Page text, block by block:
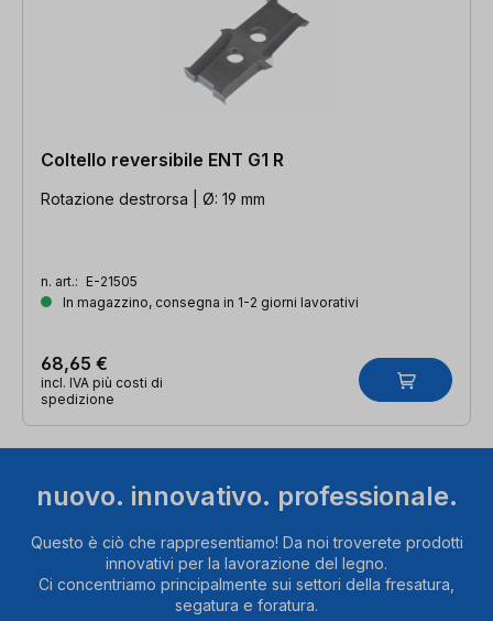
Coltello reversibile ENT G1 R
Rotazione destrorsa | Ø: 19 mm
n. art.: E-21505
In magazzino, consegna in 1-2 giorni lavorativi
68,65 €
incl. IVA più costi di
spedizione
nuovo. innovativo. professionale.
Questo è ciò che rappresentiamo! Da noi troverete prodotti
innovativi per la lavorazione del legno.
Ci concentriamo principalmente sui settori della fresatura,
segatura e foratura.